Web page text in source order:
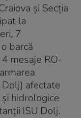
şi Secţia
la
7
barcă
mesaje RO-
afectate
hidrologice
ISU Dolj.